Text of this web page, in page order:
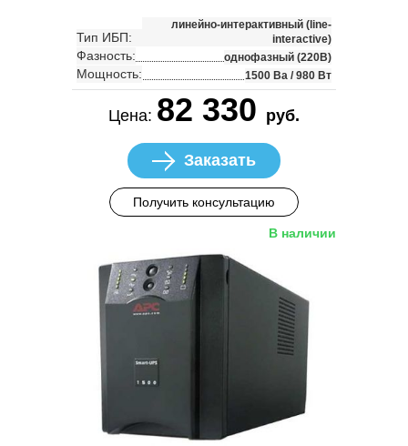
Тип ИБП:
линейно-интерактивный (line-
interactive)
Фазность: однофазный (220В)
Мощность: 1500 Ва / 980 Вт
Цена: 82 330 руб.
Заказать
Получить консультацию
В наличии